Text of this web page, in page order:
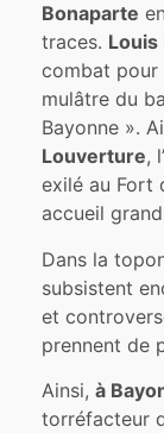
Bonaparte
traces. Louis
combat pour
mulâtre du
Bayonne ».
Louverture,
exilé au Fort
accueil
Dans la
subsistent
et
prennent de
Ainsi,à
torréfacteur